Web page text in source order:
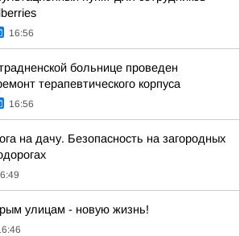
16:56
больнице проведен
терапевтического корпуса
16:56
на дачу. Безопасность на загородных
улицам - новую жизнь!